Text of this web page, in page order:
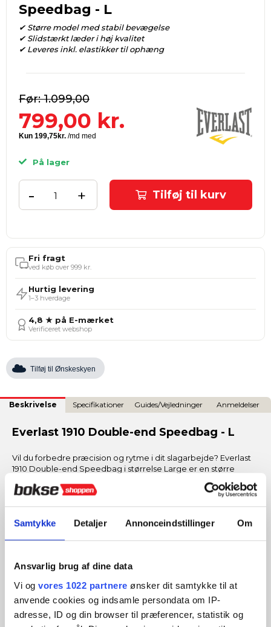
Samtykke Detaljer Annonceindstillinger Om
Ansvarlig brug af dine data
Vi og vores 1022 partnere ønsker dit samtykke til at
anvende cookies og indsamle persondata om IP-
adresse, ID og din browser til præferencer, statistik og
Speedbag - L
✔ Større model med stabil bevægelse
✔ Slidstærkt læder i høj kvalitet
✔ Leveres inkl. elastikker til ophæng
1.099,00
799,00 kr.
På lager
+
- Tilføj til kurv
Fri fragt
ved køb over 999 kr.
Hurtig levering
1–3 hverdage
4,8 ★ på E-mærket
Verificeret webshop
Tilføj til Ønskeskyen
Beskrivelse Specifikationer Guides/Vejledninger Anmeldelser
Everlast 1910 Double-end Speedbag - L
Vil du forbedre præcision og rytme i dit slagarbejde? Everlast
1910 Double-end Speedbag i størrelse Large er en større
Perfekt til den almindelige bruger, der vil udvikle teknik og
Slidstærkt læder– robust konstruktion med lang
Størrelse ca. 18 cm
– større træfflade og mere stabil
bevægelse.
Vægt på 800 gram– god balance mellem respons og
kontrol.
Luftfyldt kerne– giver jævn rebound og realistisk
slagrespons.